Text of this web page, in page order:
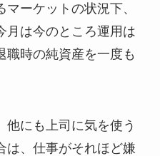
ーケットの状況下、
月は今のところ運用は
職時の純資産を一度も
他にも上司に気を使う
は、仕事がそれほど嫌